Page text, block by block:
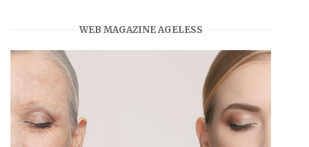
WEB MAGAZINE AGELESS